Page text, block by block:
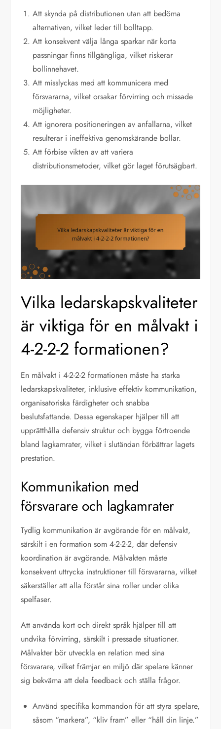
Att skynda på distributionen utan att bedöma
alternativen, vilket leder till bolltapp.
Att konsekvent välja långa sparkar när korta
passningar finns tillgängliga, vilket riskerar
bollinnehavet.
Att misslyckas med att kommunicera med
försvararna, vilket orsakar förvirring och missade
möjligheter.
Att ignorera positioneringen av anfallarna, vilket
resulterar i ineffektiva genomskärande bollar.
Att förbise vikten av att variera
distributionsmetoder, vilket gör laget förutsägbart.
Vilka ledarskapskvaliteter
är viktiga för en målvakt i
4-2-2-2 formationen?
En målvakt i 4-2-2-2 formationen måste ha starka
ledarskapskvaliteter, inklusive effektiv kommunikation,
organisatoriska färdigheter och snabba
beslutsfattande. Dessa egenskaper hjälper till att
upprätthålla defensiv struktur och bygga förtroende
bland lagkamrater, vilket i slutändan förbättrar lagets
prestation.
Kommunikation med
försvarare och lagkamrater
Tydlig kommunikation är avgörande för en målvakt,
särskilt i en formation som 4-2-2-2, där defensiv
koordination är avgörande. Målvakten måste
konsekvent uttrycka instruktioner till försvararna, vilket
säkerställer att alla förstår sina roller under olika
spelfaser.
Att använda kort och direkt språk hjälper till att
undvika förvirring, särskilt i pressade situationer.
Målvakter bör utveckla en relation med sina
försvarare, vilket främjar en miljö där spelare känner
sig bekväma att dela feedback och ställa frågor.
Använd specifika kommandon för att styra spelare,
såsom “markera”, “kliv fram” eller “håll din linje.”